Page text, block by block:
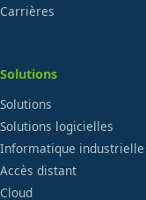
Carrières
Solutions
Solutions
Solutions logicielles
Informatique industrielle
Accès distant
Cloud